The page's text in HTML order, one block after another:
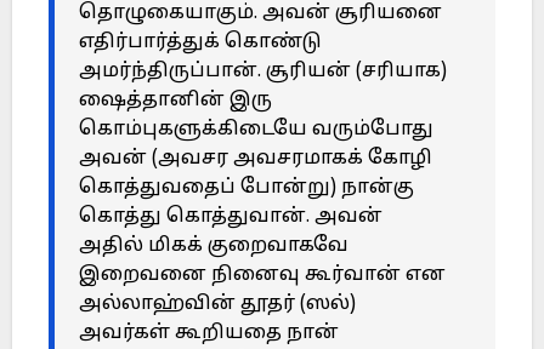
தொழுகையாகும். அவன் சூரியனை
எதிர்பார்த்துக் கொண்டு
அமர்ந்திருப்பான். சூரியன் (சரியாக)
ஷைத்தானின் இரு
கொம்புகளுக்கிடையே வரும்போது
அவன் (அவசர அவசரமாகக் கோழி
கொத்துவதைப் போன்று) நான்கு
கொத்து கொத்துவான். அவன்
அதில் மிகக் குறைவாகவே
இறைவனை நினைவு கூர்வான் என
அல்லாஹ்வின் தூதர் (ஸல்)
அவர்கள் கூறியதை நான்